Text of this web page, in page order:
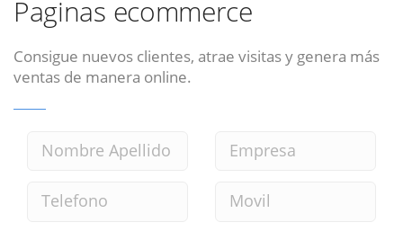
Paginas ecommerce
Consigue nuevos clientes, atrae visitas y genera más
ventas de manera online.